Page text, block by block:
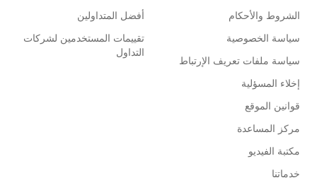
الشروط والأحكام
سياسة الخصوصية
سياسة ملفات تعريف الإرتباط
إخلاء المسؤلية
قوانين الموقع
مركز المساعدة
مكتبة الفيديو
خدماتنا
أفضل المتداولين
تقييمات المستخدمين لشركات
التداول